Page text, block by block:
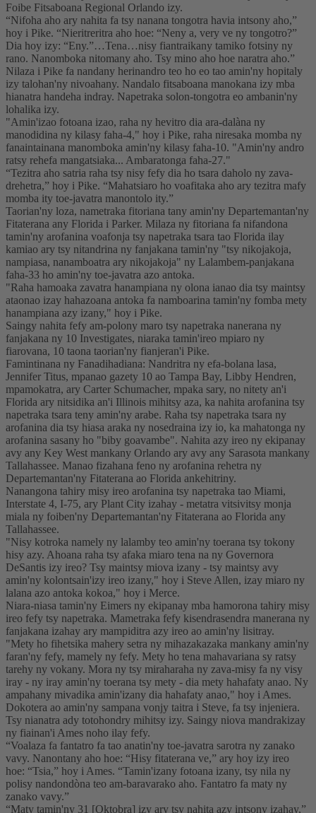
Foibe Fitsaboana Regional Orlando izy.
“Nifoha aho ary nahita fa tsy nanana tongotra havia intsony aho,”
hoy i Pike. “Nieritreritra aho hoe: “Neny a, very ve ny tongotro?”
Dia hoy izy: “Eny.”…Tena…nisy fiantraikany tamiko fotsiny ny
rano. Nanomboka nitomany aho. Tsy mino aho hoe naratra aho.”
Nilaza i Pike fa nandany herinandro teo ho eo tao amin'ny hopitaly
izy talohan'ny nivoahany. Nandalo fitsaboana manokana izy mba
hianatra handeha indray. Napetraka solon-tongotra eo ambanin'ny
lohalika izy.
"Amin'izao fotoana izao, raha ny hevitro dia ara-dalàna ny
manodidina ny kilasy faha-4," hoy i Pike, raha niresaka momba ny
fanaintainana manomboka amin'ny kilasy faha-10. "Amin'ny andro
ratsy rehefa mangatsiaka... Ambaratonga faha-27."
“Tezitra aho satria raha tsy nisy fefy dia ho tsara daholo ny zava-
drehetra,” hoy i Pike. “Mahatsiaro ho voafitaka aho ary tezitra mafy
momba ity toe-javatra manontolo ity.”
Taorian'ny loza, nametraka fitoriana tany amin'ny Departemantan'ny
Fitaterana any Florida i Parker. Milaza ny fitoriana fa nifandona
tamin'ny arofanina voafonja tsy napetraka tsara tao Florida ilay
kamiao ary tsy nitandrina ny fanjakana tamin'ny "tsy nikojakoja,
nampiasa, nanamboatra ary nikojakoja" ny Lalambem-panjakana
faha-33 ho amin'ny toe-javatra azo antoka.
"Raha hamoaka zavatra hanampiana ny olona ianao dia tsy maintsy
ataonao izay hahazoana antoka fa namboarina tamin'ny fomba mety
hanampiana azy izany," hoy i Pike.
Saingy nahita fefy am-polony maro tsy napetraka nanerana ny
fanjakana ny 10 Investigates, niaraka tamin'ireo mpiaro ny
fiarovana, 10 taona taorian'ny fianjeran'i Pike.
Famintinana ny Fanadihadiana: Nandritra ny efa-bolana lasa,
Jennifer Titus, mpanao gazety 10 ao Tampa Bay, Libby Hendren,
mpamokatra, ary Carter Schumacher, mpaka sary, no nitety an'i
Florida ary nitsidika an'i Illinois mihitsy aza, ka nahita arofanina tsy
napetraka tsara teny amin'ny arabe. Raha tsy napetraka tsara ny
arofanina dia tsy hiasa araka ny nosedraina izy io, ka mahatonga ny
arofanina sasany ho "biby goavambe". Nahita azy ireo ny ekipanay
avy any Key West mankany Orlando ary avy any Sarasota mankany
Tallahassee. Manao fizahana feno ny arofanina rehetra ny
Departemantan'ny Fitaterana ao Florida ankehitriny.
Nanangona tahiry misy ireo arofanina tsy napetraka tao Miami,
Interstate 4, I-75, ary Plant City izahay - metatra vitsivitsy monja
miala ny foiben'ny Departemantan'ny Fitaterana ao Florida any
Tallahassee.
"Nisy kotroka namely ny lalamby teo amin'ny toerana tsy tokony
hisy azy. Ahoana raha tsy afaka miaro tena na ny Governora
DeSantis izy ireo? Tsy maintsy miova izany - tsy maintsy avy
amin'ny kolontsain'izy ireo izany," hoy i Steve Allen, izay miaro ny
lalana azo antoka kokoa," hoy i Merce.
Niara-niasa tamin'ny Eimers ny ekipanay mba hamorona tahiry misy
ireo fefy tsy napetraka. Mametraka fefy kisendrasendra manerana ny
fanjakana izahay ary mampiditra azy ireo ao amin'ny lisitray.
"Mety ho fihetsika mahery setra ny mihazakazaka mankany amin'ny
faran'ny fefy, mamely ny fefy. Mety ho tena mahavariana sy ratsy
tarehy ny vokany. Mora ny tsy miraharaha ny zava-misy fa ny visy
iray - ny iray amin'ny toerana tsy mety - dia mety hahafaty anao. Ny
ampahany mivadika amin'izany dia hahafaty anao," hoy i Ames.
Dokotera ao amin'ny sampana vonjy taitra i Steve, fa tsy injeniera.
Tsy nianatra ady totohondry mihitsy izy. Saingy niova mandrakizay
ny fiainan'i Ames noho ilay fefy.
“Voalaza fa fantatro fa tao anatin'ny toe-javatra sarotra ny zanako
vavy. Nanontany aho hoe: “Hisy fitaterana ve,” ary hoy izy ireo
hoe: “Tsia,” hoy i Ames. “Tamin'izany fotoana izany, tsy nila ny
polisy nandondòna teo am-baravarako aho. Fantatro fa maty ny
zanako vavy.”
“Maty tamin'ny 31 [Oktobra] izy ary tsy nahita azy intsony izahay,”